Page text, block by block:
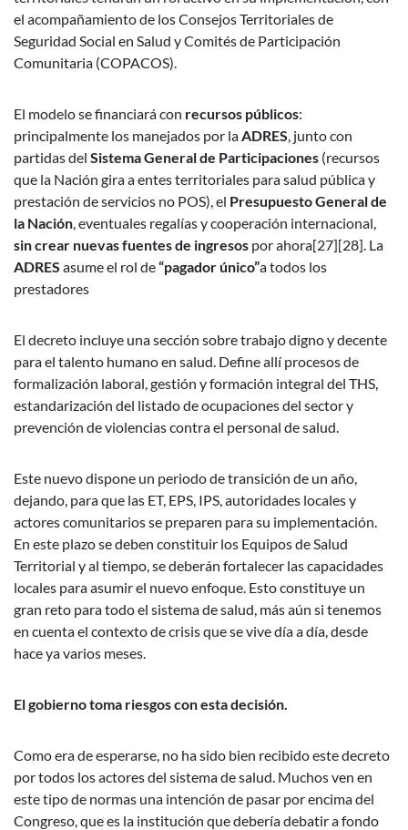
el acompañamiento de los Consejos Territoriales de
Seguridad Social en Salud y Comités de Participación
Comunitaria (COPACOS).
El modelo se financiará con recursos públicos:
principalmente los manejados por laADRES, junto con
partidas del Sistema General de Participaciones (recursos
que la Nación gira a entes territoriales para salud pública y
prestación de servicios no POS), el Presupuesto General de
la Nación, eventuales regalías y cooperación internacional,
sin crear nuevas fuentes de ingresos por ahora[27][28]. La
ADRES asume el rol de“pagador único”a todos los
prestadores
El decreto incluye una sección sobre trabajo digno y decente
para el talento humano en salud. Define allí procesos de
formalización laboral, gestión y formación integral del THS,
estandarización del listado de ocupaciones del sector y
prevención de violencias contra el personal de salud.
Este nuevo dispone un periodo de transición de un año,
dejando, para que las ET, EPS, IPS, autoridades locales y
actores comunitarios se preparen para su implementación.
En este plazo se deben constituir los Equipos de Salud
Territorial y al tiempo, se deberán fortalecer las capacidades
locales para asumir el nuevo enfoque. Esto constituye un
gran reto para todo el sistema de salud, más aún si tenemos
en cuenta el contexto de crisis que se vive día a día, desde
hace ya varios meses.
El gobierno toma riesgos con esta decisión.
Como era de esperarse, no ha sido bien recibido este decreto
por todos los actores del sistema de salud. Muchos ven en
este tipo de normas una intención de pasar por encima del
Congreso, que es la institución que debería debatir a fondo